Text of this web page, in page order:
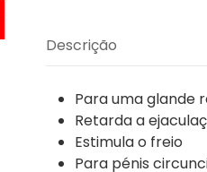
Descrição
Para uma glande
Retarda a
Estimula o freio
Para pénis